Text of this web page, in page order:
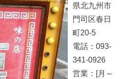
県北九州市
門司区春日
町20-5
電話：093-
341-0926
営業：[月～